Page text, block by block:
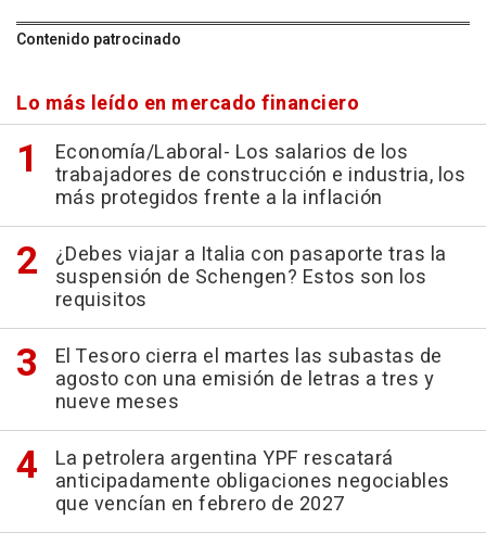
Contenido patrocinado
Lo más leído en mercado financiero
Economía/Laboral- Los salarios de los
trabajadores de construcción e industria, los
más protegidos frente a la inflación
¿Debes viajar a Italia con pasaporte tras la
suspensión de Schengen? Estos son los
requisitos
El Tesoro cierra el martes las subastas de
agosto con una emisión de letras a tres y
nueve meses
La petrolera argentina YPF rescatará
anticipadamente obligaciones negociables
que vencían en febrero de 2027